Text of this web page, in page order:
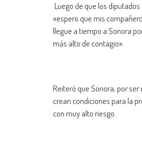
Luego de que los
«espero que mis
llegue a tiempo a Sonora
más alto de contagio».
Reiteró que Sonora, por
crean condiciones para la
con muy alto riesgo.